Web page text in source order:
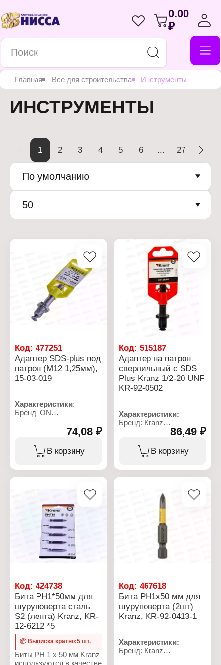
0.00
₽
Главная Все для строительства Инструменты
ИНСТРУМЕНТЫ
1 2 3 4 5 6 ... 27
По умолчанию
50
Код: 477251
Адаптер SDS-plus под
патрон (М12 1,25мм),
15-03-019
Характеристики:
Бренд: ON
Тип товара: Адаптер
Назначение: под патрон
Тип хвостовика: SDS-
74,08 ₽
В корзину
Код:515187
Адаптер на патрон
сверлильный с SDS
Plus Kranz 1/2-20 UNF
KR-92-0502
Характеристики:
Бренд: Kranz
Артикул: KR-92-0502
Тип товара: Адаптер
Назначение: на патрон
Вариация: сверлильный
переходником
86,49 ₽
В корзину
Код: 424738
Бита PH1*50мм для
шуруповерта сталь
S2 (лента) Kranz, KR-
12-6212 *5
📦 Выписка кратно:5 шт.
Биты PH 1 x 50 мм Kranz
используются в качестве
Код:467618
Бита PH1х50 мм для
шуруповерта (2шт)
Kranz, KR-92-0413-1
Характеристики:
Бренд: Kranz